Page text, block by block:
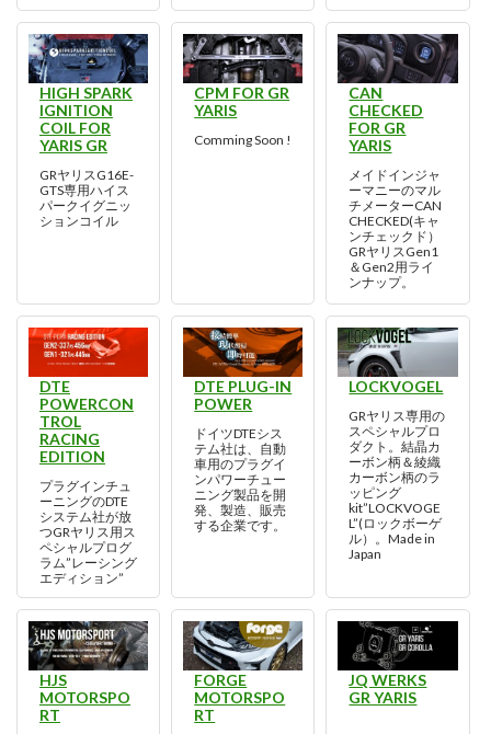
HIGH SPARK
IGNITION
COIL FOR
YARIS GR
GRヤリスG16E-
GTS専用ハイス
パークイグニッ
ションコイル
CPM FOR GR
YARIS
Comming Soon !
CAN
CHECKED
FOR GR
YARIS
メイドインジャ
ーマニーのマル
チメーターCAN
CHECKED(キャ
ンチェックド）
GRヤリスGen1
＆Gen2用ライ
ンナップ。
DTE
POWERCON
TROL
RACING
EDITION
プラグインチュ
ーニングのDTE
システム社が放
つGRヤリス用ス
ペシャルプログ
ラム”レーシング
エディション”
DTE PLUG-IN
POWER
ドイツDTEシス
テム社は、自動
車用のプラグイ
ンパワーチュー
ニング製品を開
発、製造、販売
する企業です。
LOCKVOGEL
GRヤリス専用の
スペシャルプロ
ダクト。結晶カ
ーボン柄＆綾織
カーボン柄のラ
ッピング
kit”LOCKVOGE
L”(ロックボーゲ
ル）。Made in
Japan
HJS
MOTORSPO
RT
FORGE
MOTORSPO
RT
JQ WERKS
GR YARIS